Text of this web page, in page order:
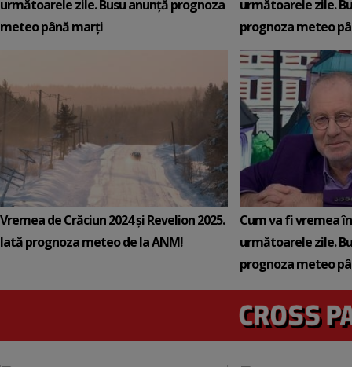
următoarele zile. Busu anunță prognoza
meteo până marți
următoarele zile.
prognoza meteo
Vremea de Crăciun 2024 și Revelion 2025.
Iată prognoza meteo de la ANM!
Cum va fi vremea
următoarele zile.
prognoza meteo